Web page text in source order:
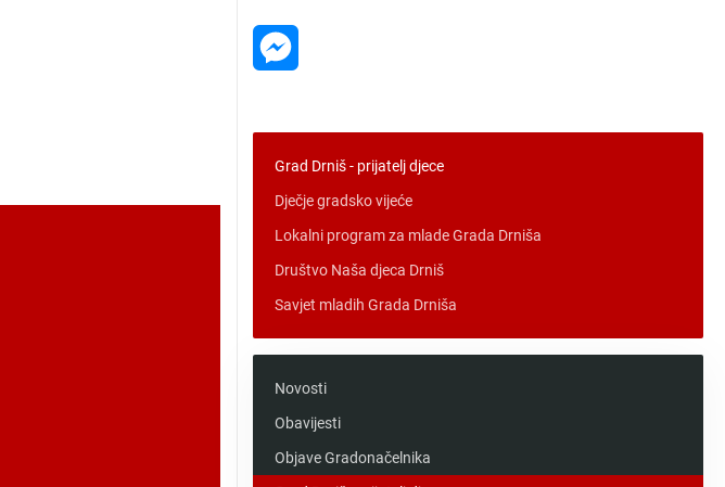
Grad Drniš - prijatelj djece
Dječje gradsko vijeće
Lokalni program za mlade Grada Drniša
Društvo Naša djeca Drniš
Savjet mladih Grada Drniša
Novosti
Obavijesti
Objave Gradonačelnika